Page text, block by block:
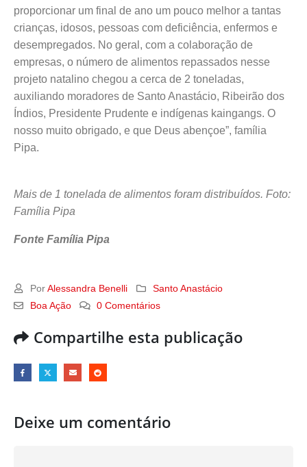
proporcionar um final de ano um pouco melhor a tantas
crianças, idosos, pessoas com deficiência, enfermos e
desempregados. No geral, com a colaboração de
empresas, o número de alimentos repassados nesse
projeto natalino chegou a cerca de 2 toneladas,
auxiliando moradores de Santo Anastácio, Ribeirão dos
Índios, Presidente Prudente e indígenas kaingangs. O
nosso muito obrigado, e que Deus abençoe”, família
Pipa.
Mais de 1 tonelada de alimentos foram distribuídos. Foto:
Família Pipa
Fonte Família Pipa
Por Alessandra Benelli
Santo Anastácio
Boa Ação
0 Comentários
Compartilhe esta publicação
Deixe um comentário